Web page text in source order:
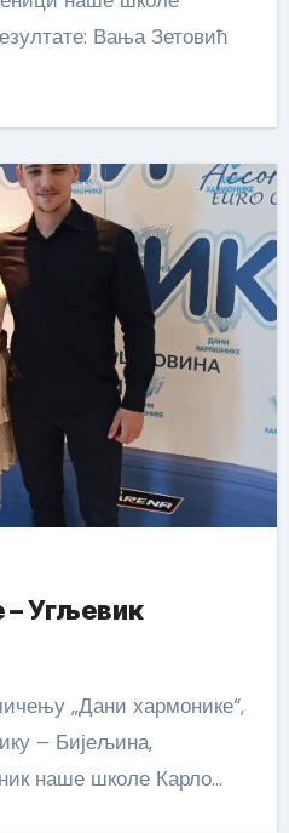
Вања Зетовић
Угљевик
– Бијељина,
наше школе Карло…